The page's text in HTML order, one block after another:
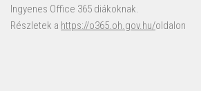
Ingyenes Office 365 diákoknak.
Részletek a https://o365.oh.gov.hu/oldalon